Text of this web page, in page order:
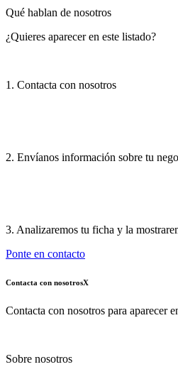
Qué hablan de nosotros
¿Quieres aparecer en este listado?
1. Contacta con nosotros
2. Envíanos información sobre tu
3. Analizaremos tu ficha y la
Ponte en contacto
Contacta con nosotrosX
Contacta con nosotros para aparecer
Sobre nosotros